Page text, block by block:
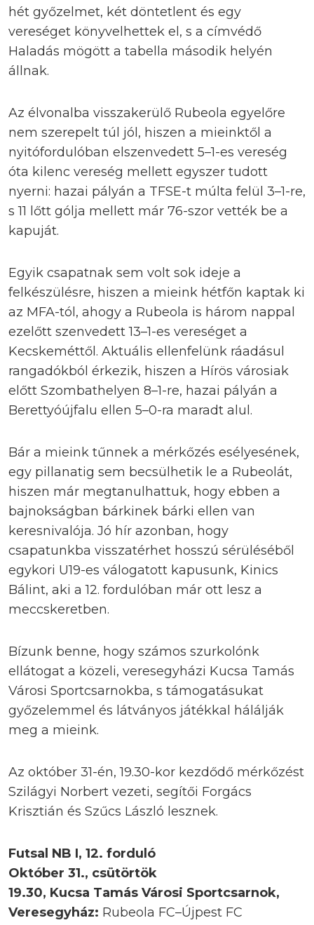
hét győzelmet, két döntetlent és egy
vereséget könyvelhettek el, s a címvédő
Haladás mögött a tabella második helyén
állnak.
Az élvonalba visszakerülő Rubeola egyelőre
nem szerepelt túl jól, hiszen a mieinktől a
nyitófordulóban elszenvedett 5–1-es vereség
óta kilenc vereség mellett egyszer tudott
nyerni: hazai pályán a TFSE-t múlta felül 3–1-re,
s 11 lőtt gólja mellett már 76-szor vették be a
kapuját.
Egyik csapatnak sem volt sok ideje a
felkészülésre, hiszen a mieink hétfőn kaptak ki
az MFA-tól, ahogy a Rubeola is három nappal
ezelőtt szenvedett 13–1-es vereséget a
Kecskeméttől. Aktuális ellenfelünk ráadásul
rangadókból érkezik, hiszen a Hírös városiak
előtt Szombathelyen 8–1-re, hazai pályán a
Berettyóújfalu ellen 5–0-ra maradt alul.
Bár a mieink tűnnek a mérkőzés esélyesének,
egy pillanatig sem becsülhetik le a Rubeolát,
hiszen már megtanulhattuk, hogy ebben a
bajnokságban bárkinek bárki ellen van
keresnivalója. Jó hír azonban, hogy
csapatunkba visszatérhet hosszú sérüléséből
egykori U19-es válogatott kapusunk, Kinics
Bálint, aki a 12. fordulóban már ott lesz a
meccskeretben.
Bízunk benne, hogy számos szurkolónk
ellátogat a közeli, veresegyházi Kucsa Tamás
Városi Sportcsarnokba, s támogatásukat
győzelemmel és látványos játékkal hálálják
meg a mieink.
Az október 31-én, 19.30-kor kezdődő mérkőzést
Szilágyi Norbert vezeti, segítői Forgács
Krisztián és Szűcs László lesznek.
Futsal NB I, 12. forduló
Október 31., csütörtök
19.30, Kucsa Tamás Városi Sportcsarnok,
Veresegyház: Rubeola FC–Újpest FC